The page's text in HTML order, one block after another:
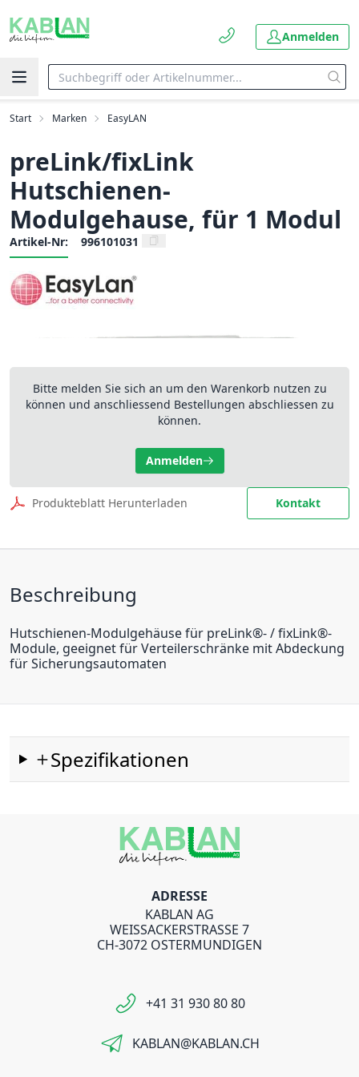
Anmelden
Start Marken EasyLAN
preLink/fixLink
Hutschienen-
Modulgehause, für 1 Modul
Artikel-Nr: 996101031
Bitte melden Sie sich an um den Warenkorb nutzen zu
können und anschliessend Bestellungen abschliessen zu
können.
Anmelden
Produkteblatt Herunterladen Kontakt
Beschreibung
Hutschienen-Modulgehäuse für preLink®- / fixLink®-
Module, geeignet für Verteilerschränke mit Abdeckung
für Sicherungsautomaten
Spezifikationen
ADRESSE
KABLAN AG
WEISSACKERSTRASSE 7
CH-3072 OSTERMUNDIGEN
+41 31 930 80 80
KABLAN@KABLAN.CH